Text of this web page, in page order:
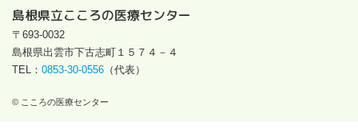
島根県立こころの医療センター
〒693-0032
島根県出雲市下古志町１５７４－４
TEL： 0853-30-0556 （代表）
© こころの医療センター